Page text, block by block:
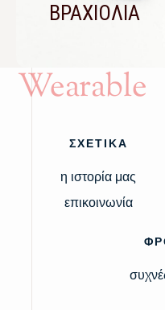
ΒΡΑΧΙΟΛΙΑ
Wearable
ΣΧΕΤΙΚΑ
η ιστορία μας
επικοινωνία